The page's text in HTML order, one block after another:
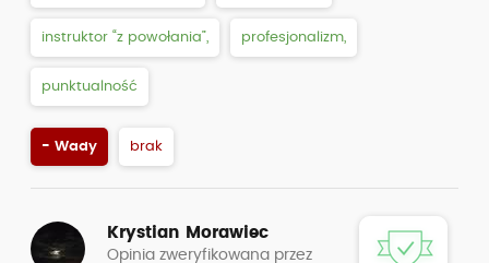
instruktor “z powołania”, profesjonalizm,
punktualność
- Wady brak
Krystian Morawiec
Opinia zweryfikowana przez